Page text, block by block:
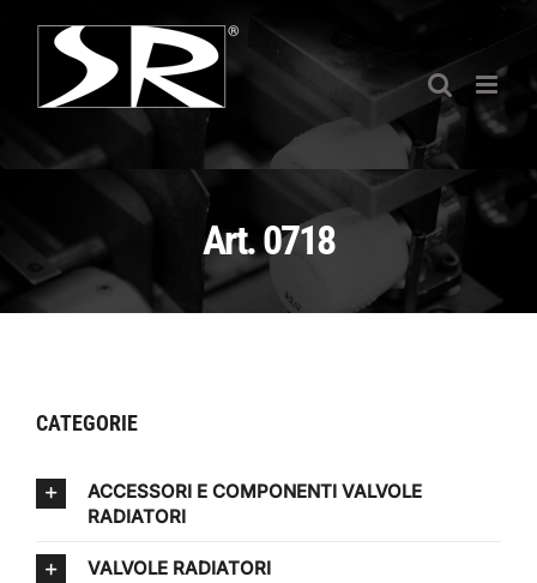
contenuto
Art. 0718
CATEGORIE
ACCESSORI E COMPONENTI VALVOLE
RADIATORI
VALVOLE RADIATORI